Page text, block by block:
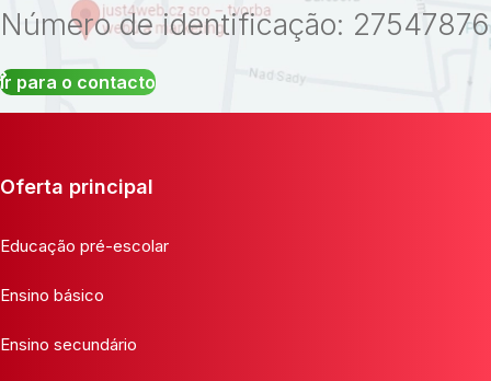
Número de identificação: 27547876
Ir para o contacto
Oferta principal
Educação pré-escolar
Ensino básico
Ensino secundário